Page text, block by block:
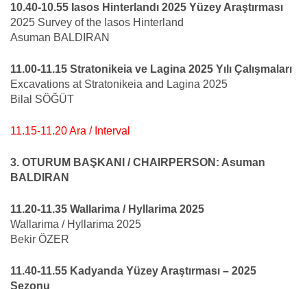
10.40-10.55 Iasos Hinterlandı 2025 Yüzey Araştırması
2025 Survey of the Iasos Hinterland
Asuman BALDIRAN
11.00-11.15 Stratonikeia ve Lagina 2025 Yılı Çalışmaları
Excavations at Stratonikeia and Lagina 2025
Bilal SÖĞÜT
11.15-11.20 Ara / Interval
3. OTURUM BAŞKANI / CHAIRPERSON: Asuman
BALDIRAN
11.20-11.35 Wallarima / Hyllarima 2025
Wallarima / Hyllarima 2025
Bekir ÖZER
11.40-11.55 Kadyanda Yüzey Araştırması – 2025
Sezonu